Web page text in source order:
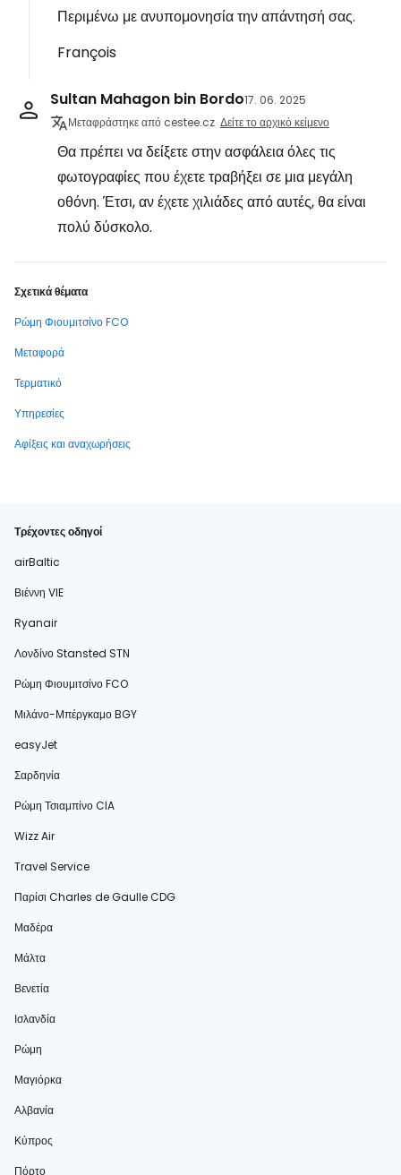
Περιμένω με ανυπομονησία την απάντησή σας.
François
Sultan Mahagon bin Bordo17. 06. 2025
Μεταφράστηκε από cestee.cz Δείτε το αρχικό κείμενο
Θα πρέπει να δείξετε στην ασφάλεια όλες τις
φωτογραφίες που έχετε τραβήξει σε μια μεγάλη
οθόνη. Έτσι, αν έχετε χιλιάδες από αυτές, θα είναι
πολύ δύσκολο.
Σχετικά θέματα
Ρώμη Φιουμιτσίνο FCO
Μεταφορά
Τερματικό
Υπηρεσίες
Αφίξεις και αναχωρήσεις
Τρέχοντες οδηγοί
airBaltic
Βιέννη VIE
Ryanair
Λονδίνο Stansted STN
Ρώμη Φιουμιτσίνο FCO
Μιλάνο-Μπέργκαμο BGY
easyJet
Σαρδηνία
Ρώμη Τσιαμπίνο CIA
Wizz Air
Travel Service
Παρίσι Charles de Gaulle CDG
Μαδέρα
Μάλτα
Βενετία
Ισλανδία
Ρώμη
Μαγιόρκα
Αλβανία
Κύπρος
Πόρτο